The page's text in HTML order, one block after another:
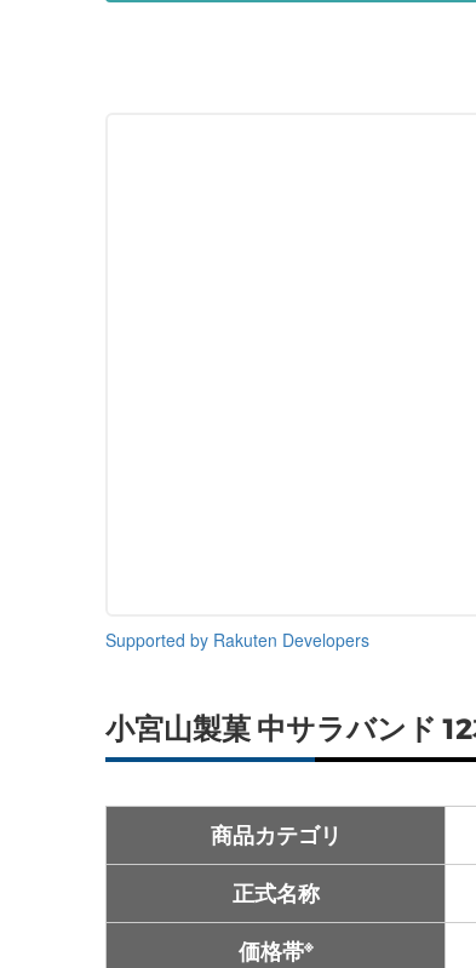
Supported by Rakuten Developers
小宮山製菓 中サラバンド
商品カテゴリ
正式名称
価格帯※